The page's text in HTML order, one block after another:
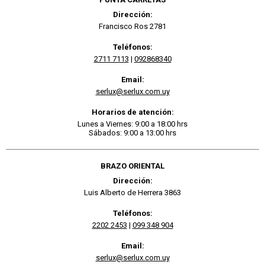
Dirección:
Francisco Ros 2781
Teléfonos:
2711 7113 | 092868340
Email:
serlux@serlux.com.uy
Horarios de atención:
Lunes a Viernes: 9:00 a 18:00 hrs
Sábados: 9:00 a 13:00 hrs
BRAZO ORIENTAL
Dirección:
Luis Alberto de Herrera 3863
Teléfonos:
2202 2453 | 099 348 904
Email:
serlux@serlux.com.uy